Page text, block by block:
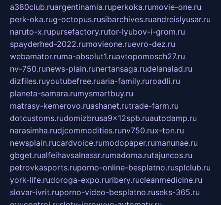
a380club.ruargentinamia.ruperkoka.rumovie-one.ru
perk-oka.rug-octopus.rusibarchives.ruandreislyusar.ru
naruto-x.rupursefactory.rutor-lyubov-i-grom.ru
spayderhed-2022.rumovieone.ruevro-dez.ru
webamator.ruma-absolut1.ruavtopomosch27.ru
nv-750.runews-plain.runertansaga.rudelanalad.ru
dizfiles.ruyoutubefree.ruaria-family.ruroadli.ru
planeta-samara.rumysmartbuy.ru
matrasy-kemerovo.ruashanet.rutrade-farm.ru
dotcustoms.rudomizbrusa9x12spb.ruautodamp.ru
narasimha.rudjcommodities.runv750.rux-ton.ru
newsplain.rucardvoice.rumodopaper.rumanunae.ru
gbget.rualfeihavsalnassr.rumadoma.rutajuncos.ru
petrovkasports.ruporno-online-besplatno.rusplclub.ru
york-life.rudoroga-expo.ruribery.rucleanmedicine.ru
slovar-ivrit.ruporno-video-besplatno.ruseks-365.ru